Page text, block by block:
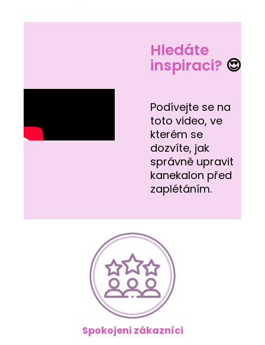
Hledáte
inspiraci? 😍
Podívejte se na
toto video, ve
kterém se
dozvíte, jak
správně upravit
kanekalon před
zaplétáním.
Spokojeni zákazníci